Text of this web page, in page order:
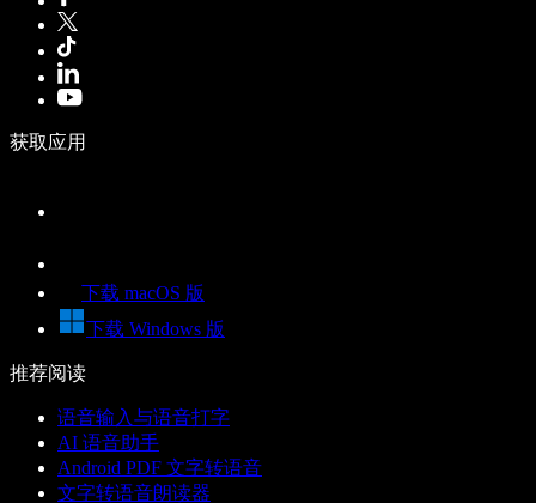
获取应用
下载 macOS 版
下载 Windows 版
推荐阅读
语音输入与语音打字
AI 语音助手
Android PDF 文字转语音
文字转语音朗读器